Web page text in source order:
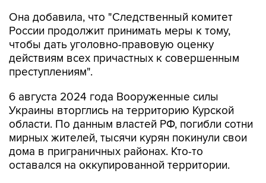
Она добавила, что "Cледственный комитет
России продолжит принимать меры к тому,
чтобы дать уголовно-правовую оценку
действиям всех причастных к совершенным
преступлениям".
6 августа 2024 года Вооруженные силы
Украины вторглись на территорию Курской
области. По данным властей РФ, погибли сотни
мирных жителей, тысячи курян покинули свои
дома в приграничных районах. Кто-то
оставался на оккупированной территории.